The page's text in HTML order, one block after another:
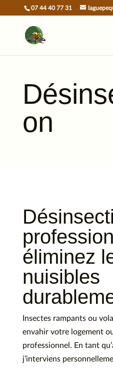
07 44 40 77 31
on
éliminez
nuisibles
Insectes rampants ou
envahir votre logement
professionnel. En tant
j’interviens